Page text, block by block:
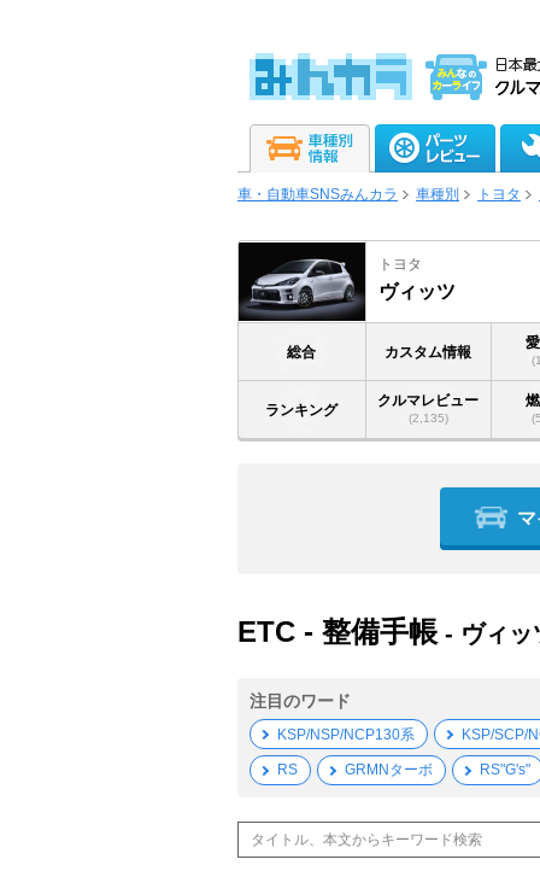
車・自動車SNSみんカラ 車種別 トヨタ
トヨタ
ヴィッツ
総合 カスタム情報
ランキング
クルマレビュー
(2,135)
ETC - 整備手帳 - ヴィッ
注目のワード
KSP/NSP/NCP130系 KSP/SCP/
RS GRMNターボ RS"G's"